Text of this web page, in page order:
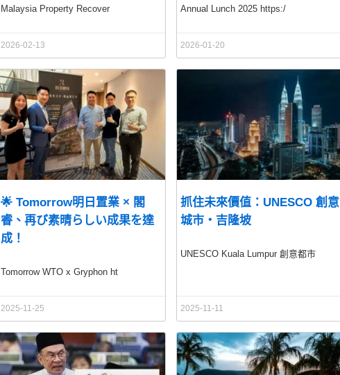
Malaysia Property Recover
2026-02-13
Annual Lunch 2025 https:/
2026-01-20
🌟 Tomorrow明日置業 × 閣
睿、再び素晴らしい成果を達
成！
Tomorrow WTO x Gryphon ht
2025-11-25
抓住未來價值：UNESCO 創意
城市‧吉隆坡
UNESCO Kuala Lumpur 創意都市
2025-11-11